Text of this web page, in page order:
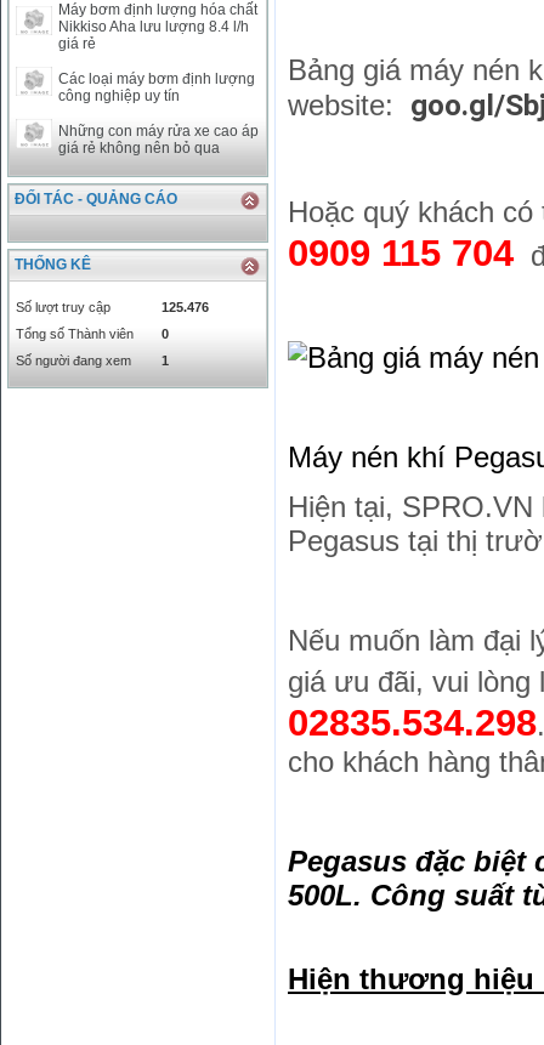
Máy bơm định lượng hóa chất
Nikkiso Aha lưu lượng 8.4 l/h
giá rẻ
Các loại máy bơm định lượng
công nghiệp uy tín
Những con máy rửa xe cao áp
giá rẻ không nên bỏ qua
ĐỐI TÁC - QUẢNG CÁO
THỐNG KÊ
Số lượt truy cập
125.476
Tổng số Thành viên
0
Số người đang xem
1
Bảng giá máy nén
website: goo.gl/
Hoặc quý khách
0909 115 704
Máy nén khí
Hiện tại,
Pegasus tại thị
Nếu muốn làm đại
giá ưu đãi, vui
02835.534.298
cho khách hàng
Pegasus đặc biệt
500L. Công suất
Hiện thương hiệu